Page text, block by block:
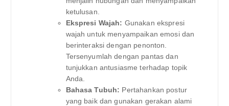
ketulusan.
Ekspresi Wajah: Gunakan ekspresi
wajah untuk menyampaikan emosi dan
berinteraksi dengan penonton.
Tersenyumlah dengan pantas dan
tunjukkan antusiasme terhadap topik
Anda.
Bahasa Tubuh: Pertahankan postur
yang baik dan gunakan gerakan alami